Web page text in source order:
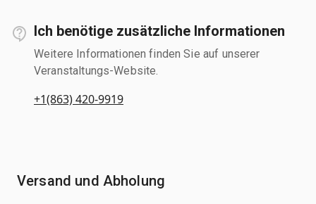
Ich benötige zusätzliche Informationen
Weitere Informationen finden Sie auf unserer
Veranstaltungs-Website.
+1(863) 420-9919
Versand und Abholung